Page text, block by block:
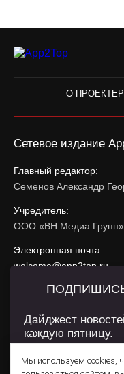
О ПРОЕКТЕ
Сетевое издание
Главный редактор:
Семенов Александр
Учредитель:
ООО «ВН Медиа Групп»
Электронная почта:
welcome@app2top.ru
При использовании
Сайт использует IP
использования
Мы используем cookies,
Дайджест
каждую пятницу.